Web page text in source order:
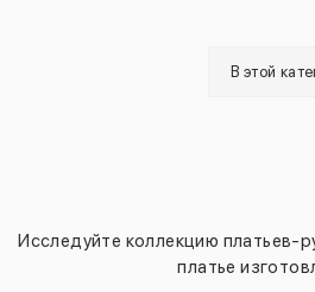
В этой
Исследуйте коллекцию платьев-
платье